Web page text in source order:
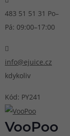
483 51 51 31 Po–
Pá: 09:00–17:00
info@ejuice.cz
kdykoliv
Kód: PY241
VooPoo